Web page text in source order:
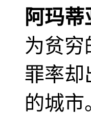
阿玛蒂
为贫
罪率却
的城市